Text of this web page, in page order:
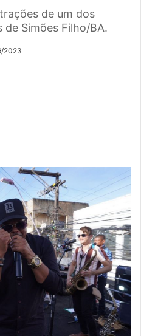
de um dos
Simões Filho/BA.
2023